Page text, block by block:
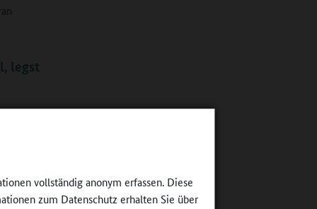
vollständig anonym erfassen. Diese
zum Datenschutz erhalten Sie über
legst